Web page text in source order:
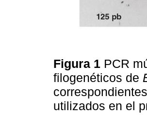
Figura 1 PCR
filogenéticos de
utilizados en el